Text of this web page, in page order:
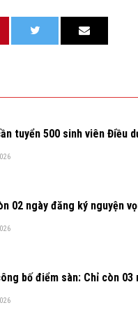
tuyển 500 sinh viên Điều
02 ngày đăng ký nguyện
bố điểm sàn: Chỉ còn